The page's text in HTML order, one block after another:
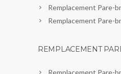
Remplacement Pare-
Remplacement Pare-
REMPLACEMENT
Remplacement Pare-